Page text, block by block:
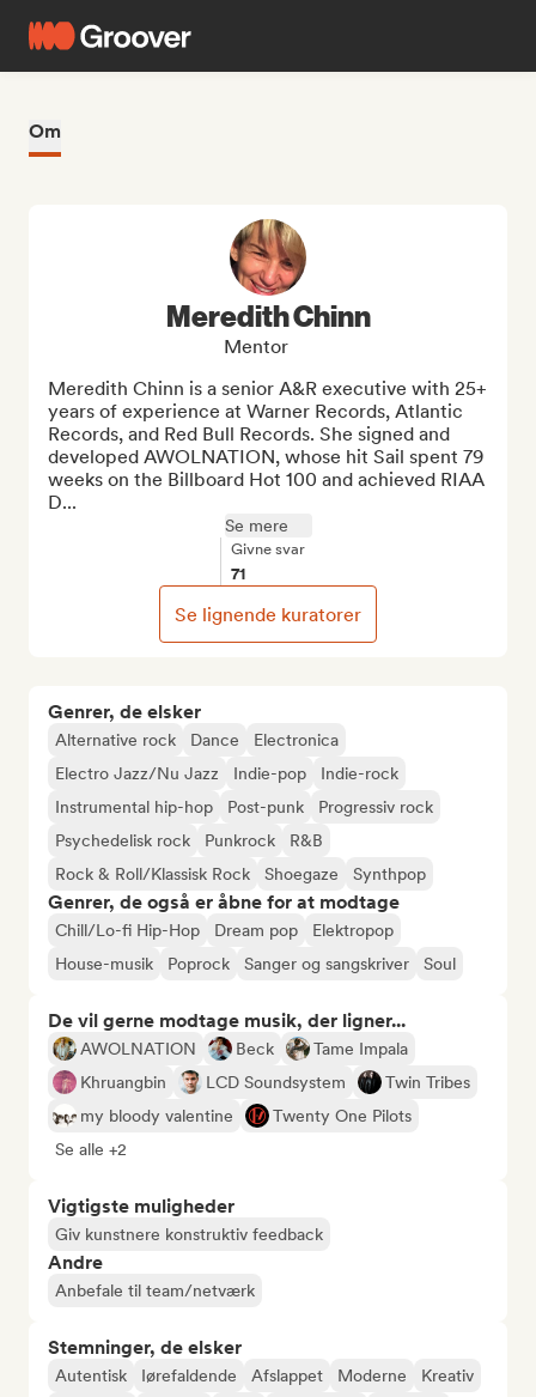
Om
Genrer, de elsker
Alternative rock Dance
Electronica
Electro Jazz/Nu Jazz
Indie-pop
Indie-rock
Instrumental hip-hop
Post-punk
Progressiv rock
Psychedelisk rock
Punkrock
R&B
Rock & Roll/Klassisk Rock
Shoegaze Synthpop
Genrer, de også er åbne for at modtage
Chill/Lo-fi Hip-Hop Dream pop
Elektropop
House-musik
Poprock Sanger og sangskriver Soul
De vil gerne modtage musik, der ligner...
AWOLNATION Beck
Tame Impala
Khruangbin
LCD Soundsystem
Twin Tribes
my bloody valentine
Twenty One Pilots
Se alle +2
Vigtigste muligheder
Giv kunstnere konstruktiv feedback
Andre
Anbefale til team/netværk
Stemninger, de elsker
Autentisk Iørefaldende Afslappet Moderne
Kreativ
Meredith Chinn
Mentor
Meredith Chinn is a senior A&R executive with 25+
years of experience at Warner Records, Atlantic
Records, and Red Bull Records. She signed and
developed AWOLNATION, whose hit Sail spent 79
weeks on the Billboard Hot 100 and achieved RIAA
D...
Se mere
Givne svar
71
Se lignende kuratorer